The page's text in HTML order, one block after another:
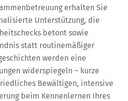
erhalten Sie
Unterstützung, die
betont sowie
statt routinemäßiger
werden eine
widerspiegeln – kurze
Bewältigen, intensive
beim Kennenlernen Ihres